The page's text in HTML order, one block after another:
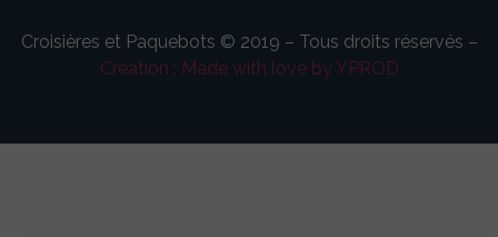
Croisières et Paquebots © 2019 – Tous droits réservés –
Création : Made with love by YPROD